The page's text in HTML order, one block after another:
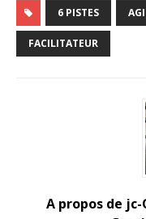
6 PISTES
FACILITATEUR
A propos de